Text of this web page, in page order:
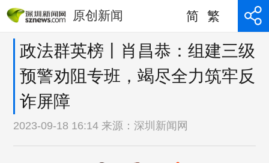
原创新闻 简 繁
政法群英榜丨肖昌恭：组建三级
预警劝阻专班，竭尽全力筑牢反
诈屏障
2023-09-18 16:14 来源：深圳新闻网